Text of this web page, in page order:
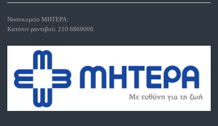
Νοσοκομείο ΜΗΤΕΡΑ:
Κατόπιν ραντεβού: 210 6869000